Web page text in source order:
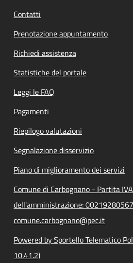
Contatti
Prenotazione appuntamento
Richiedi assistenza
Statistiche del portale
Leggi le FAQ
Pagamenti
Riepilogo valutazioni
Segnalazione disservizio
Piano di miglioramento dei servizi
Comune di Carbognano - Partita IVA
dell'amministrazione:
comune.carbognano@pec.it
Powered by Sportello Telematico
10.41.2)